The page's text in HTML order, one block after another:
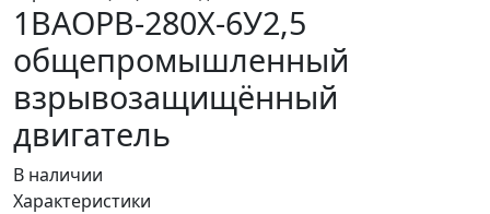
1ВАОРВ-280X-6У2,5
общепромышленный
взрывозащищённый
двигатель
В наличии
Характеристики